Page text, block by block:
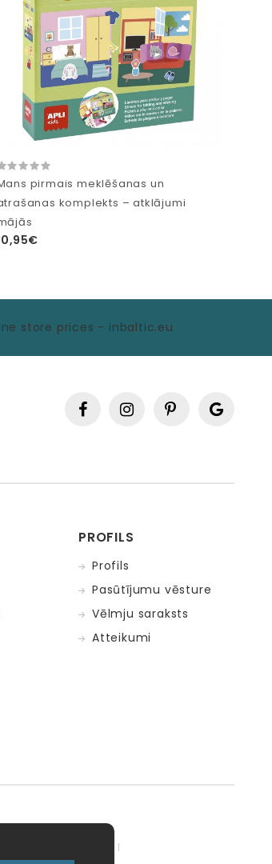
pirmais meklēšanas un
komplekts – atklājumi
PROFILS
Profils
Pasūtījumu vēsture
Vēlmju saraksts
Atteikumi